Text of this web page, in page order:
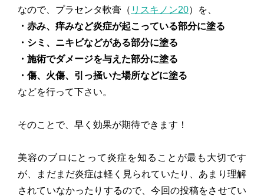
なので、プラセンタ軟膏（ リスキノン20）を、
・赤み、痒みなど炎症が起こっている部分に塗る
・シミ、ニキビなどがある部分に塗る
・施術でダメージを与えた部分に塗る
・傷、火傷、引っ掻いた場所などに塗る
などを行って下さい。
そのことで、早く効果が期待できます！
美容のブロにとって炎症を知ることが最も大切です
が、まだまだ炎症は軽く見られていたり、あまり理解
されていなかったりするので、今回の投稿をさせてい